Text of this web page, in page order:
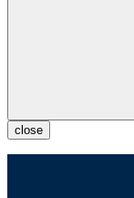
close